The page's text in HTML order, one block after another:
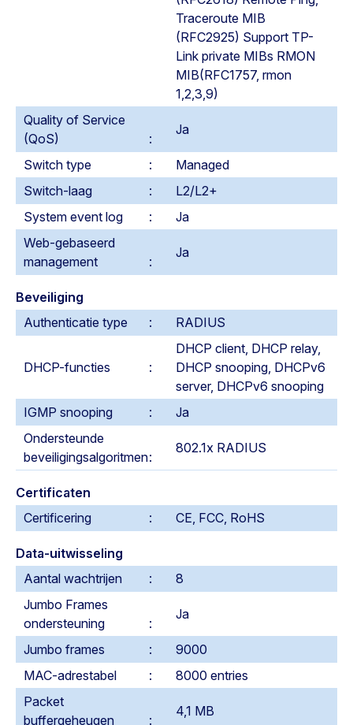
Traceroute MIB
(RFC2925) Support TP-
Link private MIBs RMON
MIB(RFC1757, rmon
1,2,3,9)
Quality of Service
(QoS)
Ja
Switch type
Managed
Switch-laag
L2/L2+
System event log
Ja
Web-gebaseerd
management
Ja
Beveiliging
Authenticatie type
RADIUS
DHCP-functies
DHCP client, DHCP relay,
DHCP snooping, DHCPv6
server, DHCPv6 snooping
IGMP snooping
Ja
Ondersteunde
beveiligingsalgoritmen
802.1x RADIUS
Certificaten
Certificering
CE, FCC, RoHS
Data-uitwisseling
Aantal wachtrijen
8
Jumbo Frames
ondersteuning
Ja
Jumbo frames
9000
MAC-adrestabel
8000 entries
Packet
buffergeheugen
4,1 MB